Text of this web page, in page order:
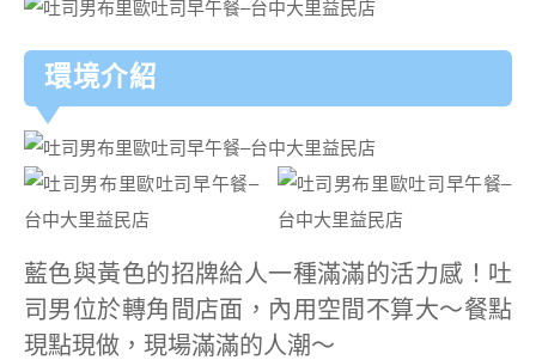
環境介紹
藍色與黃色的招牌給人一種滿滿的活力感！吐
司男位於轉角間店面，內用空間不算大～餐點
現點現做，現場滿滿的人潮～